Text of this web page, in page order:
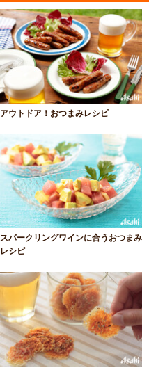
アウトドア！おつまみレシピ
スパークリングワインに合うおつまみ
レシピ